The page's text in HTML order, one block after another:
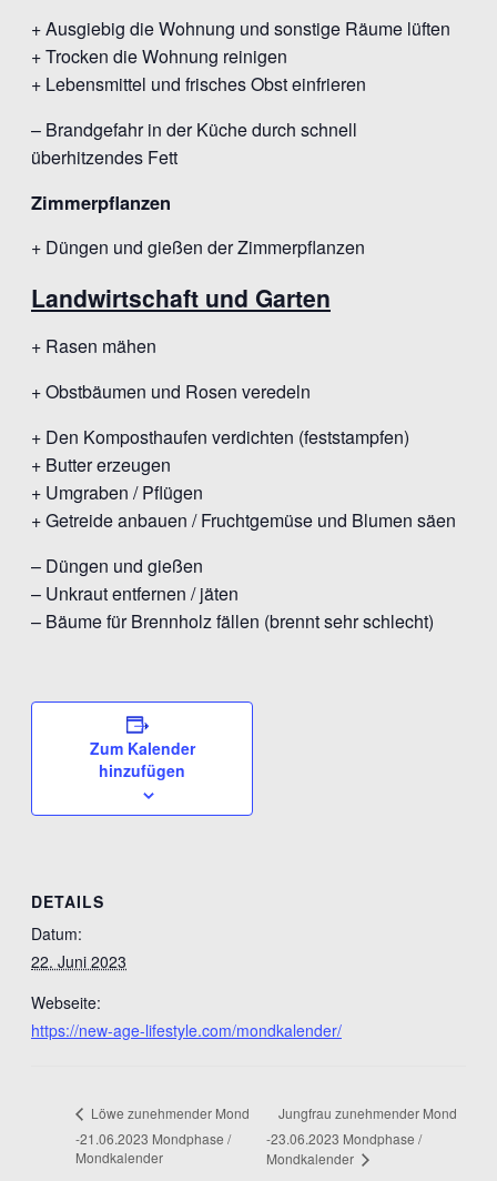
+ Ausgiebig die Wohnung und sonstige Räume lüften
+ Trocken die Wohnung reinigen
+ Lebensmittel und frisches Obst einfrieren
– Brandgefahr in der Küche durch schnell
überhitzendes Fett
Zimmerpflanzen
+ Düngen und gießen der Zimmerpflanzen
Landwirtschaft und Garten
+ Rasen mähen
+ Obstbäumen und Rosen veredeln
+ Den Komposthaufen verdichten (feststampfen)
+ Butter erzeugen
+ Umgraben / Pflügen
+ Getreide anbauen / Fruchtgemüse und Blumen säen
– Düngen und gießen
– Unkraut entfernen / jäten
– Bäume für Brennholz fällen (brennt sehr schlecht)
Zum Kalender
hinzufügen
DETAILS
Datum:
22. Juni 2023
Webseite:
https://new-age-lifestyle.com/mondkalender/
Löwe zunehmender Mond
-21.06.2023 Mondphase /
Mondkalender
Jungfrau zunehmender Mond
-23.06.2023 Mondphase /
Mondkalender